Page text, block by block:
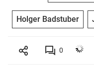
Holger Badstuber
0